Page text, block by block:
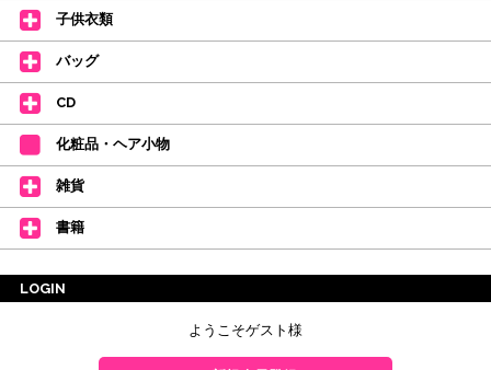
子供衣類
バッグ
CD
化粧品・ヘア小物
雑貨
書籍
LOGIN
ようこそゲスト様